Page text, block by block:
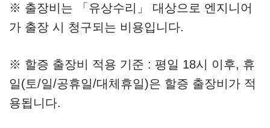
※ 출장비는 「유상수리」 대상으로 엔지니어
가 출장 시 청구되는 비용입니다.
※ 할증 출장비 적용 기준 : 평일 18시 이후, 휴
일(토/일/공휴일/대체휴일)은 할증 출장비가 적
용됩니다.